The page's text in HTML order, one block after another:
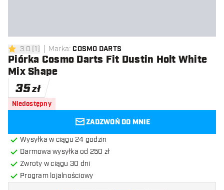
3 gwiazdki oceny
3.0 [1] Marka: COSMO DARTS
Piórka Cosmo Darts Fit Dustin Holt White
Mix Shape
35zł
Niedostępny
ZADZWOŃ DO MNIE
Wysyłka w ciągu 24 godzin
Darmowa wysyłka od 250 zł
Zwroty w ciągu 30 dni
Program lojalnościowy